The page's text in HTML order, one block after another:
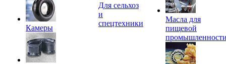
Камеры
Для сельхоз
и
спецтехники
Масла для
пищевой